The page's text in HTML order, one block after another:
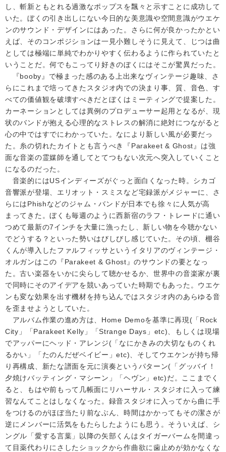
し、斬新ともとれる過激なポップスを飄々と示すことに成功して
いた。ぼくの引き出しにない今日的な美意識や空間意識がウエケ
ンのサウンド・デザインにはあった。さらに何が良かったかとい
えば、そのコンポジションは一見小難しそうに見えて、じつは曲
としては極端に単純でわかりやすく伝わるように作られていたと
いうことだ。何でもこってり好きのぼくにはそこが驚異だった。
『booby』で極まった感のある上出来なヴィンテージ趣味、さ
らにこれまで培ってきたスタジオ内での決まり事、質、音色、す
べての価値観を破壊すべきだとぼくはミーティングで提案した。
カーネーションとしては異例のプロデューサー起用となるが、現
状のバンドが抱える心理的なストレスの解消に絶対につながると
心の中ではすでにわかっていた。なにより新しい風が必要だっ
た。糸の切れたカイトとも言うべき『Parakeet & Ghost』は強
面な音楽の霊媒師を通してとてつもない次元へ突入していくこと
になるのだった。
音楽的にはUSインディーズがぐっと面白くなった時。シカゴ
音響派が登場、エリオット・スミスなど宅録派がメジャーに、さ
らにはPhishなどのジャム・バンドが日本でも徐々に人気が高
まってきた。ぼくも毎週のように西新宿のラフ・トレードに通い
つめて最新の7インチを大量に漁ったし、新しい物を今聴かない
でどうする？といった勢いはびしびし感じていた。その頃、棚谷
くんが導入したファルフィッサというイタリアのヴィンテージ・
オルガンはこの『Parakeet & Ghost』のサウンドの要となっ
た。古い楽器をいかに尖らして聴かせるか、世界中の音楽家が裏
で同時にそのアイデアを競いあっていた時期でもあった。ウエケ
ンも変な効果を出す機材を持ち込んではスタジオ内のあらゆる音
を歪ませようとしていた。
アルバム作業の進め方は、Home Demoを基準に再現(「Rock
City」「Parakeet Kelly」「Strange Days」etc)、もしくは現場
でアッパーにヘッド・アレンジ(「なにかきみの大切なものくれ
るかい」「たのんだぜベイビー」etc)、そしてウエケンが持ち帰
り再構成、新たな譜面を元に演奏というパターン(「グッバイ！
夕焼けバッティング・マシーン」「ヘヴン」etc)だ。ここまでく
ると、もはや前もって几帳面にリハーサル・スタジオに入って練
習なんてことはしなくなった。録音スタジオに入ってから曲に手
をつけるのがほぼ当たり前なぶん、時間はかかってもその潔さが
逆にメンバーに活気をもたらしたようにも思う。そういえば、シ
ングル「愛する言葉」以降の矢部くんはタイガーバームを間違っ
て目薬代わりにさしたショックから作曲欲に歯止めが効かなくな